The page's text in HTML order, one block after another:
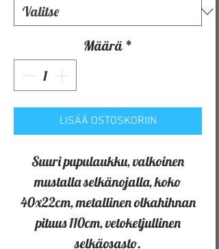
Määrä *
LISÄÄ OSTOSKORIIN
Suuri pupulaukku, valkoinen
mustalla selkänojalla, koko
40x22cm, metallinen olkahihnan
pituus 110cm, vetoketjullinen
selkäosasto.